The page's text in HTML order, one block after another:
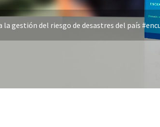
gestión del riesgo de desastres del país